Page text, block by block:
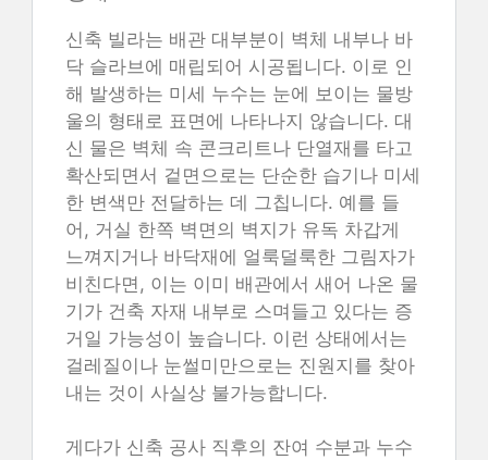
신축 빌라는 배관 대부분이 벽체 내부나 바
닥 슬라브에 매립되어 시공됩니다. 이로 인
해 발생하는 미세 누수는 눈에 보이는 물방
울의 형태로 표면에 나타나지 않습니다. 대
신 물은 벽체 속 콘크리트나 단열재를 타고
확산되면서 겉면으로는 단순한 습기나 미세
한 변색만 전달하는 데 그칩니다. 예를 들
어, 거실 한쪽 벽면의 벽지가 유독 차갑게
느껴지거나 바닥재에 얼룩덜룩한 그림자가
비친다면, 이는 이미 배관에서 새어 나온 물
기가 건축 자재 내부로 스며들고 있다는 증
거일 가능성이 높습니다. 이런 상태에서는
걸레질이나 눈썰미만으로는 진원지를 찾아
내는 것이 사실상 불가능합니다.
게다가 신축 공사 직후의 잔여 수분과 누수